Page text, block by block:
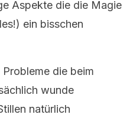
Aspekte die die Magie
ein bisschen
die beim
wunde
natürlich